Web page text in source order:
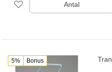
Antal
5% Bonus